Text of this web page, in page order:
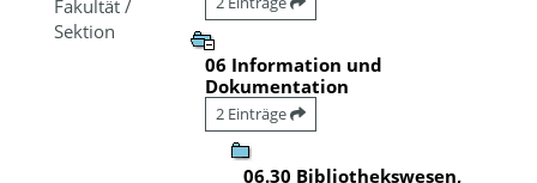
Fakultät /
Sektion
06 Information und
Dokumentation
2 Einträge
06.30 Bibliothekswesen,